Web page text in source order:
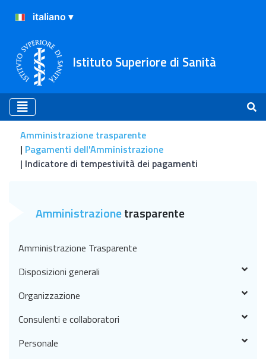
Istituto Superiore di Sanità
Amministrazione trasparente
Pagamenti dell'Amministrazione
Indicatore di tempestività dei pagamenti
Amministrazionetrasparente
Amministrazione Trasparente
Disposizioni generali
Organizzazione
Consulenti e collaboratori
Personale